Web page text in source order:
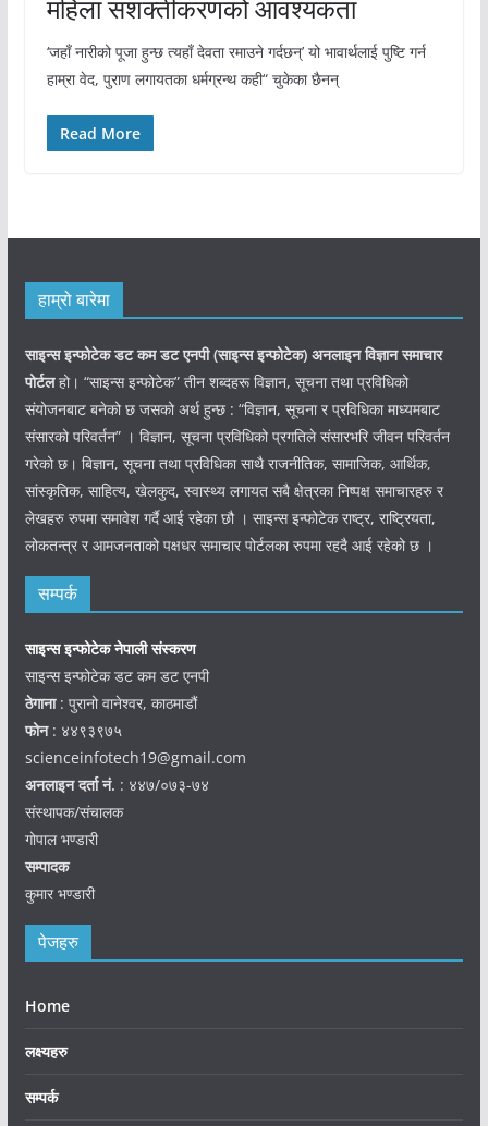
महिला सशक्तीकर‌णको आवश्यकता
‘जहाँ नारीको‌ पूजा हुन्छ त्यहाँ दे‌वता र‌माउने‌ गर्दछन्’ यो‌ भावार्थलाई पुष्टि गर्न
हाम्रा वे‌द, पुराण लगायतका धर्मग्रन्थ कही“ चुके‌का छै‌नन्
Read More
हाम्रो बारेमा
साइन्स इन्फोटेक डट कम डट एनपी (साइन्सइन्फोटेक) अनलाइन विज्ञान समाचार
पोर्टलहो। “साइन्स इन्फोटेक” तीन शब्दहरू विज्ञान, सूचना तथा प्रविधिको
संयोजनबाट बनेको छ जसको अर्थ हुन्छ : “विज्ञान, सूचना र प्रविधिका माध्यमबाट
संसारको परिवर्तन” । विज्ञान, सूचना प्रविधिको प्रगतिले संसारभरि जीवन परिवर्तन
गरेको छ। बिज्ञान, सूचना तथा प्रविधिका साथै राजनीतिक, सामाजिक, आर्थिक,
सांस्कृतिक, साहित्य, खेलकुद, स्वास्थ्य लगायत सबै क्षेत्रका निष्पक्ष समाचारहरु र
लेखहरु रुपमा समावेश गर्दै आई रहेका छौ । साइन्स इन्फोटेक राष्ट्र, राष्ट्रियता,
लोकतन्त्र र आमजनताको पक्षधर समाचार पोर्टलका रुपमा रहदै आई रहेको छ ।
सम्पर्क
साइन्स इन्फोटेक नेपाली संस्करण
साइन्स इन्फोटेक डट कम डट एनपी
ठेगाना: पुरानो वानेश्वर, काठमाडौं
फोन: ४४९३९७५
scienceinfotech19@gmail.com
अनलाइन दर्ता नं. : ४४७/०७३-७४
संस्थापक/संचालक
गोपाल भण्डारी
सम्पादक
कुमार भण्डारी
पेजहरु
Home
लक्ष्यहरु
सम्पर्क